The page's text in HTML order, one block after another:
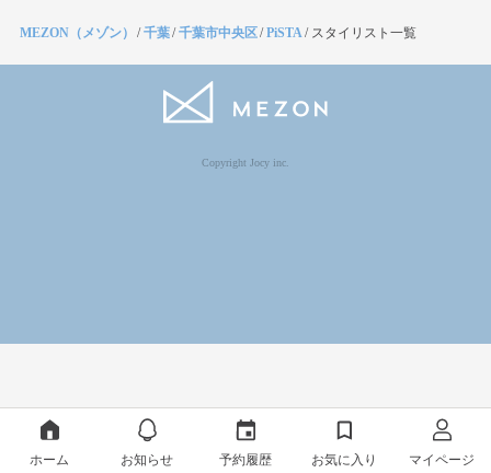
MEZON（メゾン） /千葉/千葉市中央区/PiSTA/ スタイリスト一覧
Copyright Jocy inc.
ホーム お知らせ 予約履歴 お気に入り マイページ